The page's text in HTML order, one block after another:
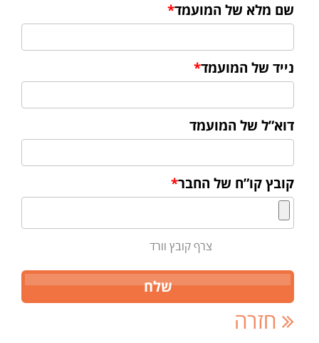
שם מלא של המועמד*
נייד של המועמד*
דוא”ל של המועמד
קובץ קו”ח של החבר*
צרף קובץ וורד
חזרה